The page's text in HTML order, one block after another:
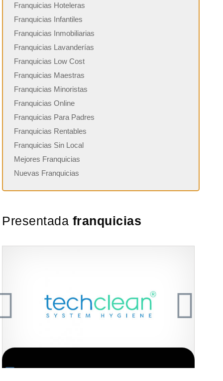
Franquicias Hoteleras
Franquicias Infantiles
Franquicias Inmobiliarias
Franquicias Lavanderías
Franquicias Low Cost
Franquicias Maestras
Franquicias Minoristas
Franquicias Online
Franquicias Para Padres
Franquicias Rentables
Franquicias Sin Local
Mejores Franquicias
Nuevas Franquicias
Presentada franquicias